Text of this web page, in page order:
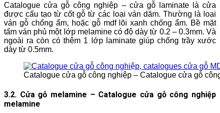
Catalogue cửa gỗ công nghiệp – cửa gỗ laminate là cửa
được cấu tạo từ cốt gỗ từ các loại ván dăm. Thường là loại
ván gỗ chống ẩm, hoặc gỗ mdf lõi xanh chống ẩm. Bề mặt
tấm ván phủ một lớp melamine có độ dày từ 0.2 – 0.3mm. Và
ngoài ra còn có thêm 1 lớp laminate giúp chống trầy xước
dày từ 0.5mm.
Catalogue cửa gỗ công nghiệp – Catalogue cửa gỗ
3.2. Cửa gỗ melamine – Catalogue cửa gỗ công nghiệp
melamine